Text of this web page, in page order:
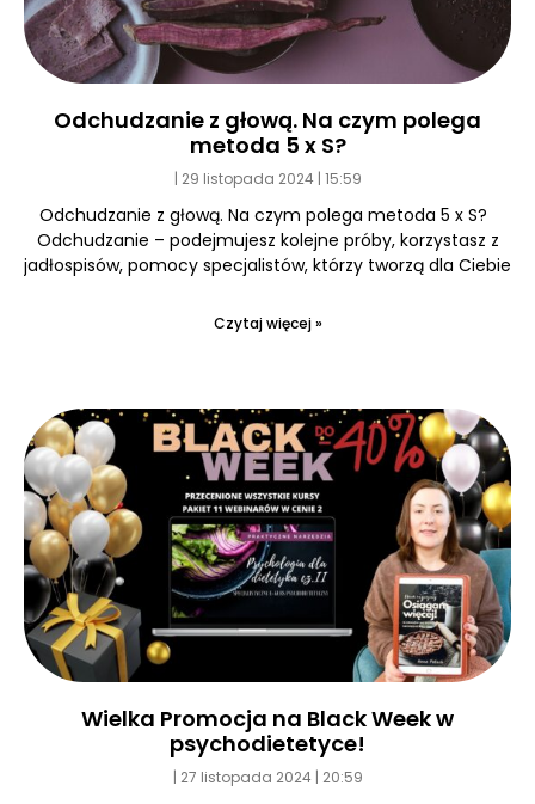
Odchudzanie z głową. Na czym polega
metoda 5 x S?
29 listopada 2024 15:59
Odchudzanie z głową. Na czym polega metoda 5 x S?
Odchudzanie – podejmujesz kolejne próby, korzystasz z
jadłospisów, pomocy specjalistów, którzy tworzą dla Ciebie
Czytaj więcej »
Wielka Promocja na Black Week w
psychodietetyce!
27 listopada 2024 20:59